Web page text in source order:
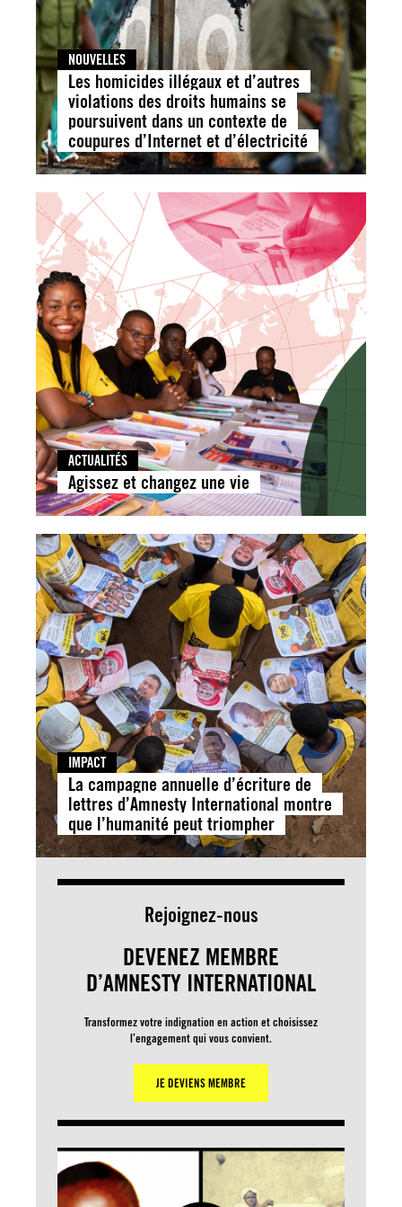
NOUVELLES
Les homicides illégaux et d’autres
violations des droits humains se
poursuivent dans un contexte de
coupures d’Internet et d’électricité
ACTUALITÉS
Agissez et changez une vie
IMPACT
La campagne annuelle d’écriture de
lettres d’Amnesty International montre
que l’humanité peut triompher
Rejoignez-nous
DEVENEZ MEMBRE
D’AMNESTY INTERNATIONAL
Transformez votre indignation en action et choisissez
l’engagement qui vous convient.
JE DEVIENS MEMBRE